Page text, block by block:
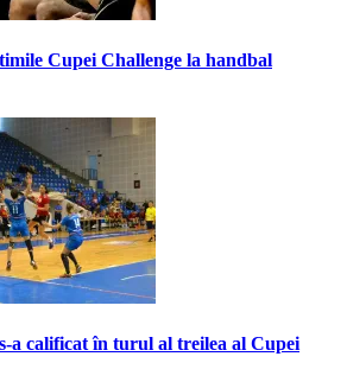
Cupei Challenge la handbal
a calificat în turul al treilea al Cupei